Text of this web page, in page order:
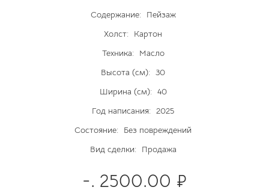
Содержание:
Пейзаж
Холст:
Картон
Техника:
Масло
Высота (см): 30
Ширина (см): 40
Год написания: 2025
Состояние:
Без повреждений
Вид сделки:
Продажа
-. 2500.00 ₽